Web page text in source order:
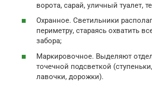
ворота, сарай, уличный туалет,
Охранное. Светильники
периметру, стараясь охватить
забора;
Маркировочное. Выделяют
точечной подсветкой
лавочки, дорожки).